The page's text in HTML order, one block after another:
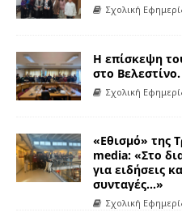
Σχολική
Η επίσκεψη
στο Βελεστίνο.
Σχολική
«Εθισμό» της
media: «Στο
για ειδήσεις
συνταγές…»
Σχολική